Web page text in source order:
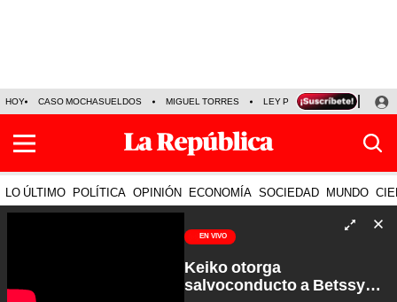
HOY CASO MOCHASUELDOS MIGUEL TORRES LEY PULPÍN PRECIO DEL
LO ÚLTIMO POLÍTICA OPINIÓN ECONOMÍA SOCIEDAD MUNDO
EN VIVO
Keiko otorga
salvoconducto a Betssy